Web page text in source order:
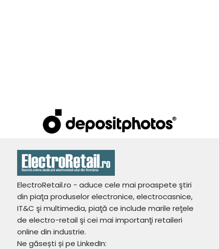
ElectroRetail.ro - aduce cele mai proaspete ştiri
din piaţa produselor electronice, electrocasnice,
IT&C şi multimedia, piaţă ce include marile reţele
de electro-retail şi cei mai importanţi retaileri
online din industrie.
Ne găsești și pe LinkedIn: